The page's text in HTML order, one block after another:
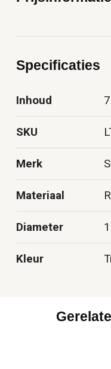
Specificaties
Inhoud
SKU
Merk
Materiaal
Diameter
Kleur